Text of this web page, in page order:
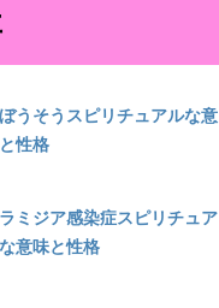
うそうスピリチュアルな意
性格
ミジア感染症スピリチュア
意味と性格